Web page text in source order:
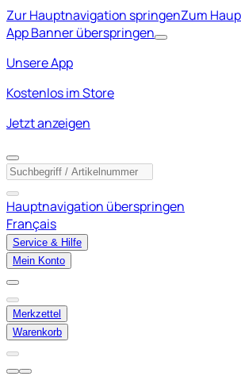
Zur Hauptnavigation springenZum
App Banner überspringen
Unsere App
Kostenlos im Store
Jetzt anzeigen
Hauptnavigation überspringen
Français
Service & Hilfe
Mein Konto
Merkzettel
Warenkorb